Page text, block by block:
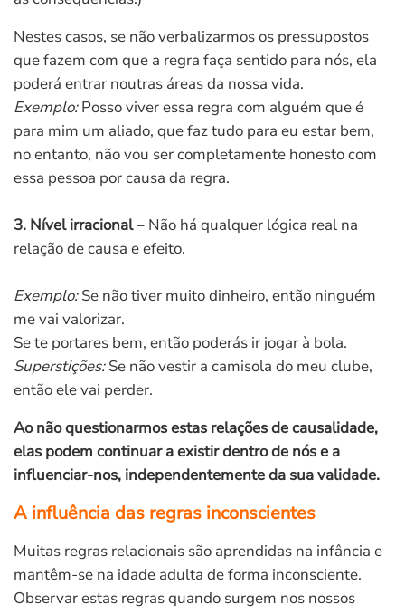
Nestes casos, se não verbalizarmos os pressupostos
que fazem com que a regra faça sentido para nós, ela
poderá entrar noutras áreas da nossa vida.
Exemplo:Posso viver essa regra com alguém que é
para mim um aliado, que faz tudo para eu estar bem,
no entanto, não vou ser completamente honesto com
essa pessoa por causa da regra.
3. Nível irracional– Não há qualquer lógica real na
relação de causa e efeito.
Exemplo:Se não tiver muito dinheiro, então ninguém
me vai valorizar.
Se te portares bem, então poderás ir jogar à bola.
Superstições:Se não vestir a camisola do meu clube,
então ele vai perder.
Ao não questionarmos estas relações de causalidade,
elas podem continuar a existir dentro de nós e a
influenciar-nos, independentemente da sua validade.
A influência das regras inconscientes
Muitas regras relacionais são aprendidas na infância e
mantêm-se na idade adulta de forma inconsciente.
Observar estas regras quando surgem nos nossos